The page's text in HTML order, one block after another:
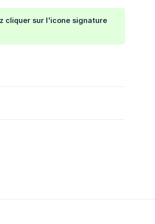
cliquer sur l'icone signature